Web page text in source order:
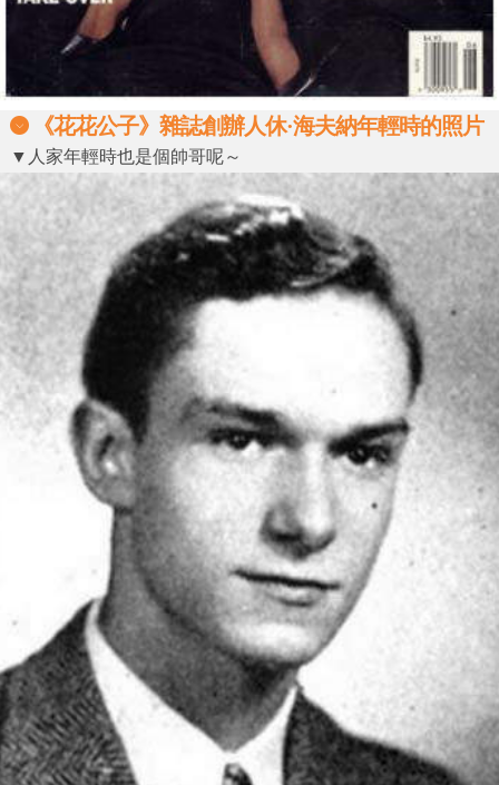
《花花公子》雜誌創辦人休·海夫納年輕時的照片
▼人家年輕時也是個帥哥呢～